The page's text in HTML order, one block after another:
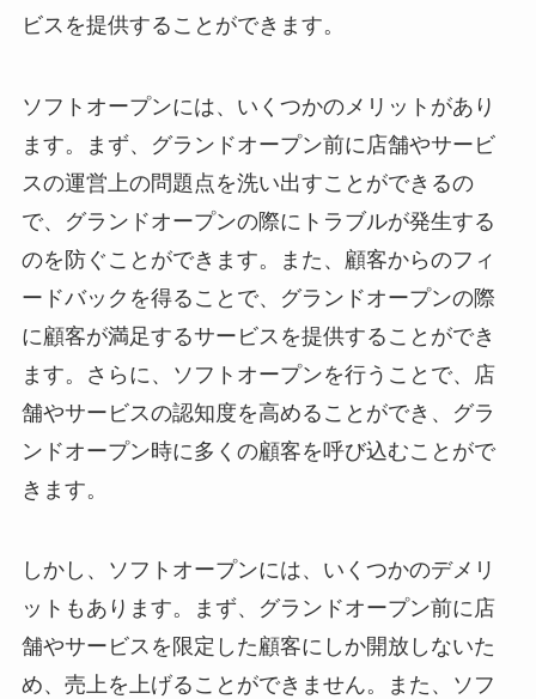
ビスを提供することができます。
ソフトオープンには、いくつかのメリットがあり
ます。まず、グランドオープン前に店舗やサービ
スの運営上の問題点を洗い出すことができるの
で、グランドオープンの際にトラブルが発生する
のを防ぐことができます。また、顧客からのフィ
ードバックを得ることで、グランドオープンの際
に顧客が満足するサービスを提供することができ
ます。さらに、ソフトオープンを行うことで、店
舗やサービスの認知度を高めることができ、グラ
ンドオープン時に多くの顧客を呼び込むことがで
きます。
しかし、ソフトオープンには、いくつかのデメリ
ットもあります。まず、グランドオープン前に店
舗やサービスを限定した顧客にしか開放しないた
め、売上を上げることができません。また、ソフ